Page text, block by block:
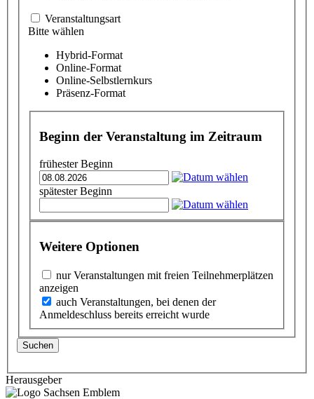
Veranstaltungsart
Bitte wählen
Hybrid-Format
Online-Format
Online-Selbstlernkurs
Präsenz-Format
Beginn der Veranstaltung im Zeitraum
frühester Beginn
spätester Beginn
Weitere Optionen
nur Veranstaltungen mit freien Teilnehmerplätzen
anzeigen
auch Veranstaltungen, bei denen der
Anmeldeschluss bereits erreicht wurde
Suchen
Herausgeber